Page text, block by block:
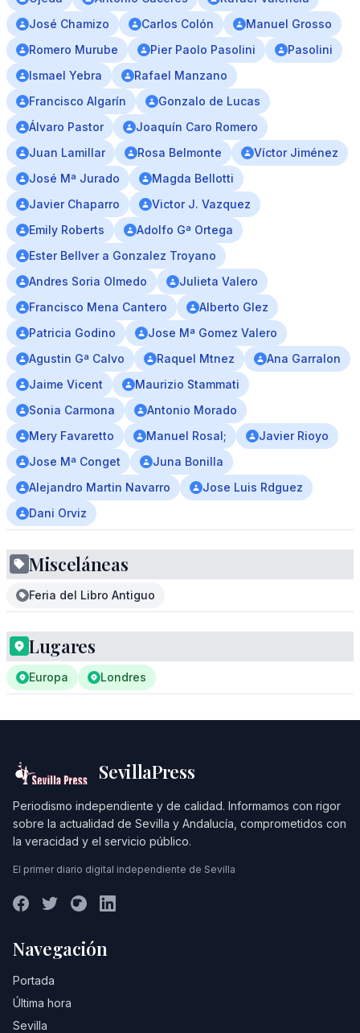
José Chamizo
Carlos Colón
Manuel Grosso
Romero Murube
Pier Paolo Pasolini
Pasolini
Ismael Yebra
Rafael Manzano
Francisco Algarín
Gonzalo de Lucas
Álvaro Pastor
Joaquín Caro Romero
Juan Lamillar
Rosa Belmonte
Víctor Jiménez
José Mª Jurado
Magda Bellotti
Javier Chaparro
Victor J. Vazquez
Emily Roberts
Adolfo Gª Ortega
Ester Bellver a Gonzalez Troyano
Andres Soria Olmedo
Julieta Valero
Francisco Mena Cantero
Alberto Glez
Patricia Godino
Jose Mª Gomez Valero
Agustin Gª Calvo
Raquel Mtnez
Ana Garralon
Jaime Vicent
Maurizio Stammati
Sonia Carmona
Antonio Morado
Mery Favaretto
Manuel Rosal;
Javier Rioyo
Jose Mª Conget
Juna Bonilla
Alejandro Martin Navarro
Jose Luis Rdguez
Dani Orviz
Misceláneas
Feria del Libro Antiguo
Lugares
Europa Londres
SevillaPress
Periodismo independiente y de calidad. Informamos con rigor
sobre la actualidad de Sevilla y Andalucía, comprometidos con
la veracidad y el servicio público.
El primer diario digital independiente de Sevilla
Navegación
Portada
Última hora
Sevilla